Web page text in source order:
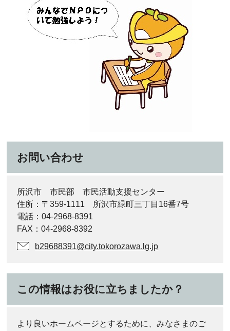
お問い合わせ
所沢市 市民部 市民活動支援センター
住所：〒359-1111 所沢市緑町三丁目16番7号
電話：04-2968-8391
FAX：04-2968-8392
b29688391@city.tokorozawa.lg.jp
この情報はお役に立ちましたか？
より良いホームページとするために、みなさまのご